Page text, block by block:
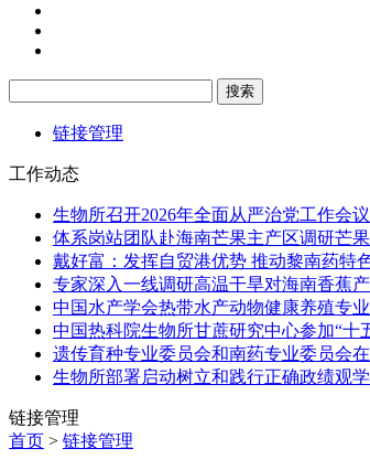
链接管理
工作动态
生物所召开2026年全面从严治党工作会议
体系岗站团队赴海南芒果主产区调研芒
戴好富：发挥自贸港优势 推动黎南药特
专家深入一线调研高温干旱对海南香蕉
中国水产学会热带水产动物健康养殖专
中国热科院生物所甘蔗研究中心参加“十
遗传育种专业委员会和南药专业委员会
生物所部署启动树立和践行正确政绩观
链接管理
首页 > 链接管理